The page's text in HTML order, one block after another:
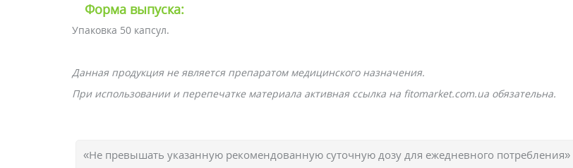
Форма выпуска:
Упаковка 50 капсул.
Данная продукция не является препаратом медицинского назначения.
При использовании и перепечатке материала активная ссылка на fitomarket.com.ua обязательна.
«Не превышать указанную рекомендованную суточную дозу для ежедневного потребления»